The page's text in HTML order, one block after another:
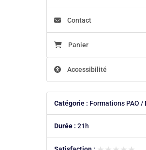
Contact
Panier
Accessibilité
Catégorie : Formations PAO /
Durée : 21h